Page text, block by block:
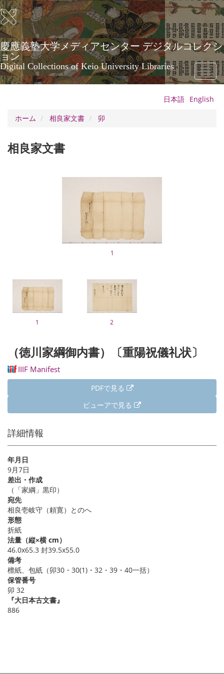
メ
イ
ン
コ
ン
テ
ン
ツ
に
慶應義塾大学メディアセンター デジタルコレクシ
ョン
Digital Collections of Keio University Libraries
Toggle
日本語 English
ホーム
相良家文書 卯
相良家文書
1
1 2
（徳川家綱御内書）〔重陽祝儀礼状〕
IIIF Manifest
PDFで見る
ビューアで見る
詳細情報
年月日
9月7日
差出・作成
（「家綱」黒印）
宛先
相良壱岐守（頼寛）とのへ
形態
折紙
法量（縦×横 cm）
46.0x65.3 封39.5x55.0
備考
檀紙、包紙（卯30・30(1)・32・39・40一括）
保管番号
卯 32
『大日本古文書』
886